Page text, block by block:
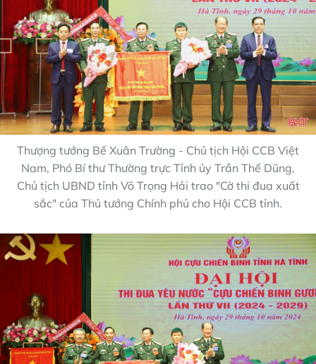
Thượng tướng Bế Xuân Trường - Chủ tịch Hội CCB Việt
Nam, Phó Bí thư Thường trực Tỉnh ủy Trần Thế Dũng,
Chủ tịch UBND tỉnh Võ Trọng Hải trao "Cờ thi đua xuất
sắc" của Thủ tướng Chính phủ cho Hội CCB tỉnh.